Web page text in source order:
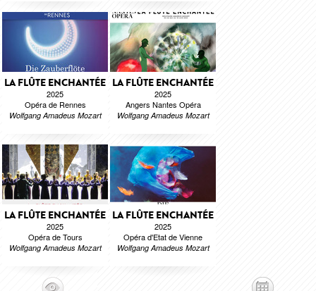
LA FLÛTE ENCHANTÉE
2025
Opéra de Rennes
Wolfgang Amadeus Mozart
LA FLÛTE ENCHANTÉE
2025
Angers Nantes Opéra
Wolfgang Amadeus Mozart
LA FLÛTE ENCHANTÉE
2025
Opéra de Tours
Wolfgang Amadeus Mozart
LA FLÛTE ENCHANTÉE
2025
Opéra d'Etat de Vienne
Wolfgang Amadeus Mozart